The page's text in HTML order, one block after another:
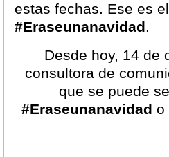
estas fechas. Ese es
#Eraseunanavidad.
Desde hoy, 14 de
consultora de
que se puede
#Eraseunanavidad o